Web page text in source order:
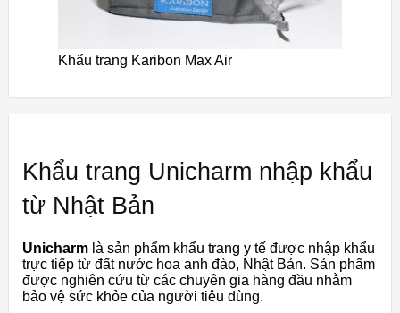
Khẩu trang Karibon Max Air
Khẩu trang Unicharm nhập khẩu
từ Nhật Bản
Unicharm là sản phẩm khẩu trang y tế được nhập khẩu
trực tiếp từ đất nước hoa anh đào, Nhật Bản. Sản phẩm
được nghiên cứu từ các chuyên gia hàng đầu nhằm
bảo vệ sức khỏe của người tiêu dùng.